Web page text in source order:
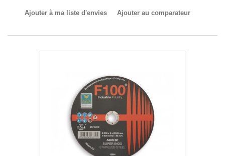
Ajouter à ma liste d'envies Ajouter au comparateur